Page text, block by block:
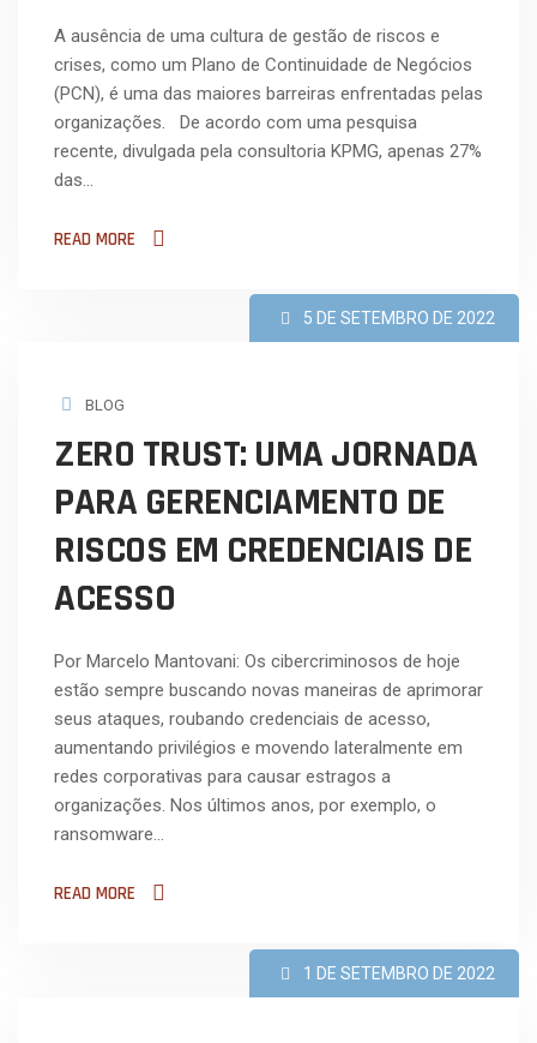
A ausência de uma cultura de gestão de riscos e
crises, como um Plano de Continuidade de Negócios
(PCN), é uma das maiores barreiras enfrentadas pelas
organizações. De acordo com uma pesquisa
recente, divulgada pela consultoria KPMG, apenas 27%
das…
READ MORE
5 DE SETEMBRO DE 2022
BLOG
ZERO TRUST: UMA JORNADA
PARA GERENCIAMENTO DE
RISCOS EM CREDENCIAIS DE
ACESSO
Por Marcelo Mantovani: Os cibercriminosos de hoje
estão sempre buscando novas maneiras de aprimorar
seus ataques, roubando credenciais de acesso,
aumentando privilégios e movendo lateralmente em
redes corporativas para causar estragos a
organizações. Nos últimos anos, por exemplo, o
ransomware…
READ MORE
1 DE SETEMBRO DE 2022